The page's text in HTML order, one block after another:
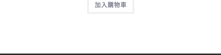
加入購物車